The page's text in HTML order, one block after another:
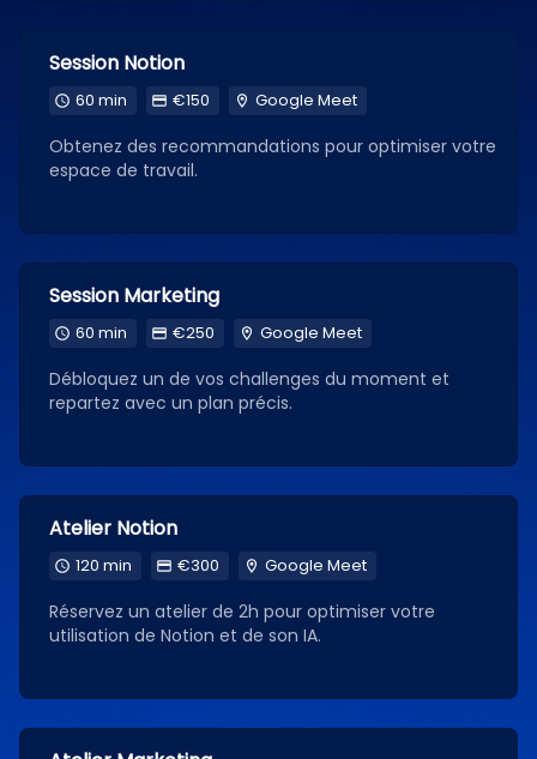
Session Notion
60 min €150 Google Meet
Obtenez des recommandations pour optimiser votre
espace de travail.
Session Marketing
60 min €250 Google Meet
Débloquez un de vos challenges du moment et
repartez avec un plan précis.
Atelier Notion
120 min €300 Google Meet
Réservez un atelier de 2h pour optimiser votre
utilisation de Notion et de son IA.